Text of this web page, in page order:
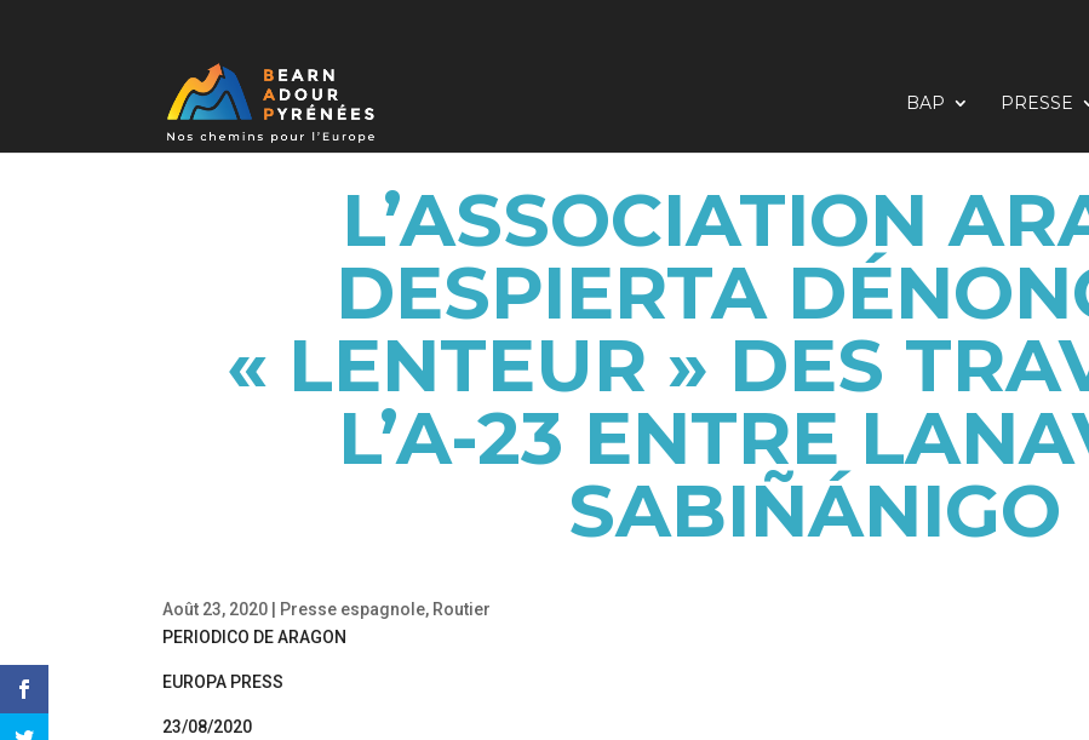
BAP PRESSE
L’ASSOCIATION
DESPIERTA
« LENTEUR » DES
L’A-23 ENTRE
SABIÑÁNIGO
Août 23, 2020 Presse espagnole, Routier
PERIODICO DE ARAGON
EUROPA PRESS
23/08/2020